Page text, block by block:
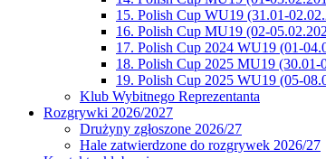
15. Polish Cup WU19 (31.01-
16. Polish Cup MU19 (02-
17. Polish Cup 2024 WU19 (01-
18. Polish Cup 2025 MU19 (30.01-
19. Polish Cup 2025 WU19 (05-
Klub Wybitnego Reprezentanta
Rozgrywki 2026/2027
Drużyny zgłoszone 2026/27
Hale zatwierdzone do rozgrywek 2026/27